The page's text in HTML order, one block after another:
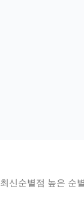
최신순별점 높은 순